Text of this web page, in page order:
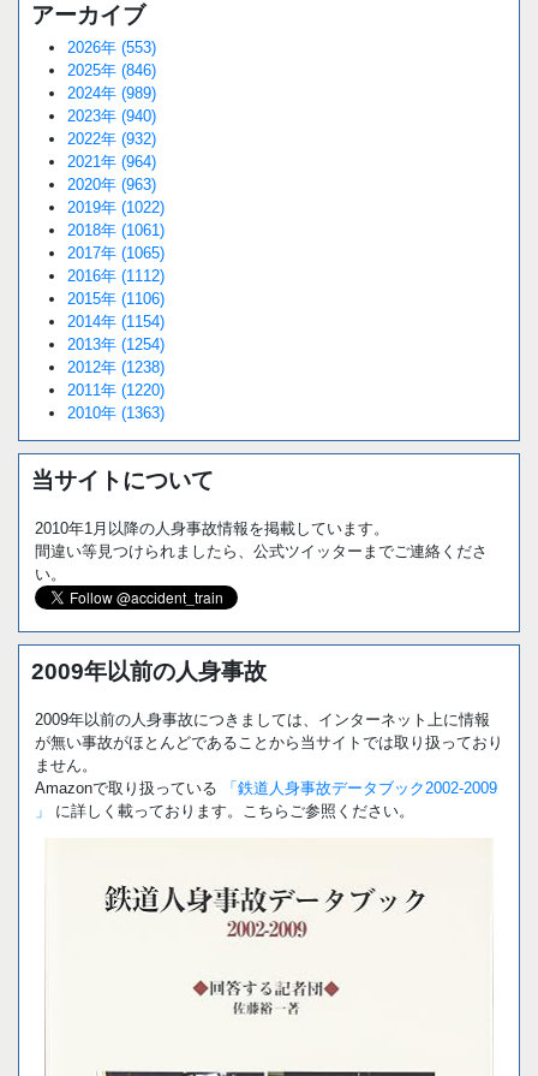
アーカイブ
2026年 (553)
2025年 (846)
2024年 (989)
2023年 (940)
2022年 (932)
2021年 (964)
2020年 (963)
2019年 (1022)
2018年 (1061)
2017年 (1065)
2016年 (1112)
2015年 (1106)
2014年 (1154)
2013年 (1254)
2012年 (1238)
2011年 (1220)
2010年 (1363)
当サイトについて
2010年1月以降の人身事故情報を掲載しています。
間違い等見つけられましたら、公式ツイッターまでご連絡くださ
い。
2009年以前の人身事故
2009年以前の人身事故につきましては、インターネット上に情報
が無い事故がほとんどであることから当サイトでは取り扱っており
ません。
Amazonで取り扱っている
「鉄道人身事故データブック2002-2009
」
に詳しく載っております。こちらご参照ください。